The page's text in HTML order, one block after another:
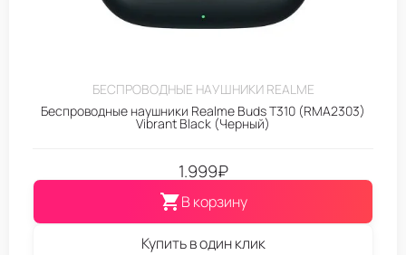
БЕСПРОВОДНЫЕ НАУШНИКИ REALME
Беспроводные наушники Realme Buds T310 (RMA2303)
Vibrant Black (Черный)
1.999₽
В корзину
Купить в один клик